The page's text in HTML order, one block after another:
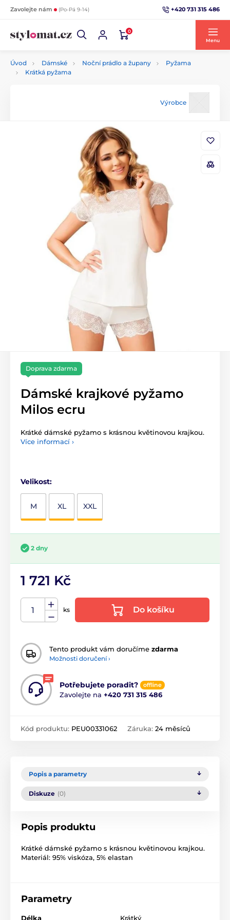
Zavolejte nám (Po-Pá 9-14) +420 731 315 486
0
Menu
Úvod Dámské Noční prádlo a župany
Pyžama
Krátká pyžama
Výrobce
Doprava zdarma
Dámské krajkové pyžamo
Milos ecru
Krátké dámské pyžamo s krásnou květinovou krajkou.
Více informací ›
Velikost:
M XL XXL
2 dny
1 721 Kč
ks Do košíku
Tento produkt vám doručíme zdarma
Možnosti doručení ›
Potřebujete poradit? offline
Zavolejte na +420 731 315 486
Kód produktu: PEU00331062 Záruka: 24 měsíců
Popis a parametry
Diskuze (0)
Popis produktu
Krátké dámské pyžamo s krásnou květinovou krajkou.
Materiál: 95% viskóza, 5% elastan
Parametry
Délka Krátký